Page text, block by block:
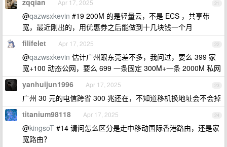
21
zqqian Apr 17, 2025
@qazwsxkevin #19 200M 的是轻量云，不是 ECS ，共享带
宽，最近刚出的，用优惠券之后能做到十几块钱一个月
22
filifelet Apr 17, 2025
@qazwsxkevin 估计广州跟东莞差不多，我问过，要么 399 家
宽+100 动态公网，要么 699 一条固定 300M+一条 2000M 私网
23
yanhuijun1996 Apr 17, 2025
广州 30 元的电信跨省 300 兆还在，不知道移机换地址会不会掉
24
titanium98118 Apr 17, 2025
@kingsoT #14 请问怎么区分是走中移动国际香港路由，还是家
宽路由？